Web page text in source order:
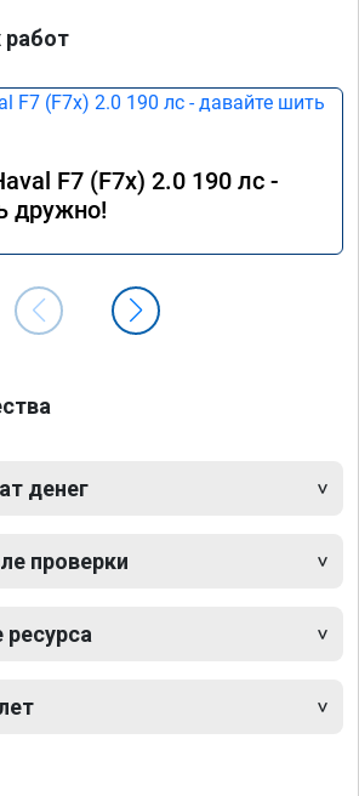
F7 (F7x) 2.0 190 лс -
дружно!
денег
проверки
ресурса